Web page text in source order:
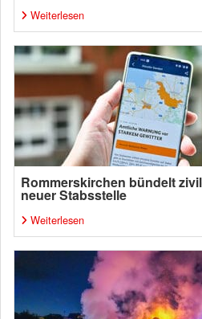
Weiterlesen
Rommerskirchen bündelt
neuer Stabsstelle
Weiterlesen